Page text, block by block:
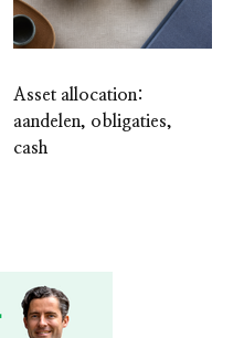
Asset allocation:
aandelen, obligaties,
cash